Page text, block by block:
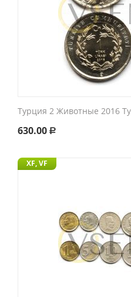
Турция 2 Животные 2016
630.00 Р
XF, VF